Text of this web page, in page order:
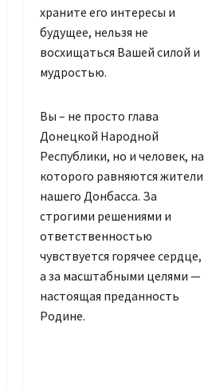
храните его интересы и
будущее, нельзя не
восхищаться Вашей силой и
мудростью.
Вы – не просто глава
Донецкой Народной
Республики, но и человек, на
которого равняются жители
нашего Донбасса. За
строгими решениями и
ответственностью
чувствуется горячее сердце,
а за масштабными целями —
настоящая преданность
Родине.